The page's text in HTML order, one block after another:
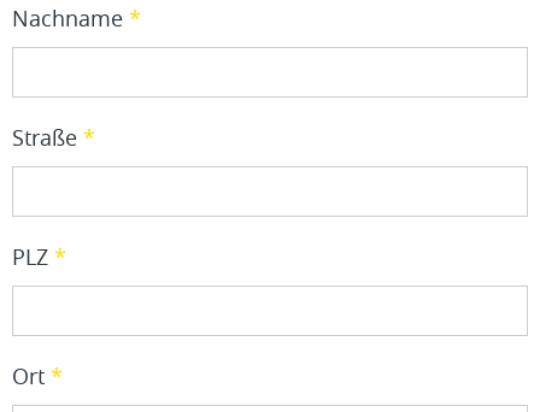
Nachname *
Straße *
PLZ *
Ort *